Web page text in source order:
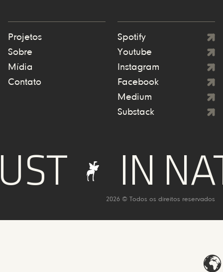
Projetos
Sobre
Mídia
Contato
Spotify
Youtube
Instagram
Facebook
Medium
Substack
IN
2026 © Todos os direitos reservados